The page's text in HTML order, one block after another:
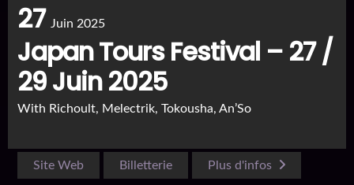
27 Juin 2025
Japan Tours Festival – 27 /
29 Juin 2025
With Richoult, Melectrik, Tokousha, An’So
Site Web Billetterie Plus d'infos